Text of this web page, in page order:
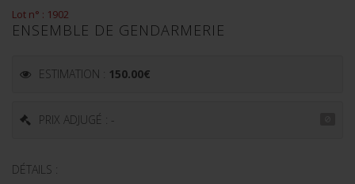
Lot n° : 1902
ENSEMBLE DE GENDARMERIE
ESTIMATION : 150.00€
PRIX ADJUGÉ : -
DÉTAILS :